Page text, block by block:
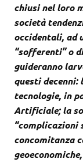
chiusi nel loro
società
occidentali, ad
“sofferenti” o
guideranno
questi decenni:
tecnologie, in
Artificiale; la
“complicazioni
concomitanza